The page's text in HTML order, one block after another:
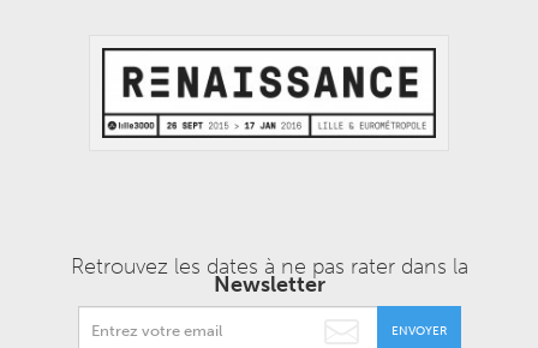
Retrouvez les dates à ne pas rater dans la
Newsletter
ENVOYER